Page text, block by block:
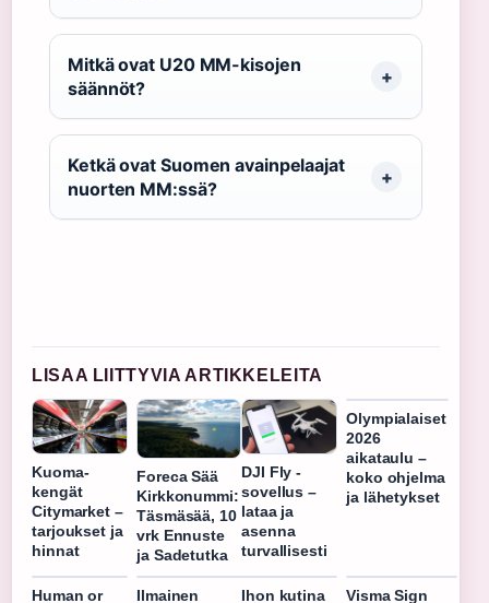
Mitkä ovat U20 MM-kisojen
säännöt?
Ketkä ovat Suomen avainpelaajat
nuorten MM:ssä?
LISAA LIITTYVIA ARTIKKELEITA
Kuoma-
kengät
Citymarket –
tarjoukset ja
hinnat
Foreca Sää
Kirkkonummi:
Täsmäsää, 10
vrk Ennuste
ja Sadetutka
DJI Fly -
sovellus –
lataa ja
asenna
turvallisesti
Olympialaiset
2026
aikataulu –
koko ohjelma
ja lähetykset
Human or
Ilmainen
Ihon kutina
Visma Sign